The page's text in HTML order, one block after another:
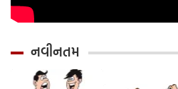
નવીનતમ